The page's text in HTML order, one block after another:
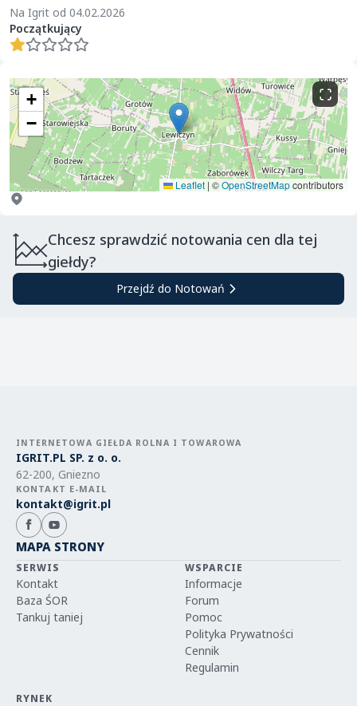
Na Igrit od 04.02.2026
Początkujący
+
−
Leaflet | ©OpenStreetMapcontributors
Chcesz sprawdzić notowania cen dla tej
giełdy?
Przejdź do Notowań
INTERNETOWA GIEŁDA ROLNA I TOWAROWA
IGRIT.PL SP. z o. o.
62-200, Gniezno
KONTAKT E-MAIL
kontakt@igrit.pl
MAPA STRONY
SERWIS
Kontakt
Baza ŚOR
Tankuj taniej
WSPARCIE
Informacje
Forum
Pomoc
Polityka Prywatności
Cennik
Regulamin
RYNEK